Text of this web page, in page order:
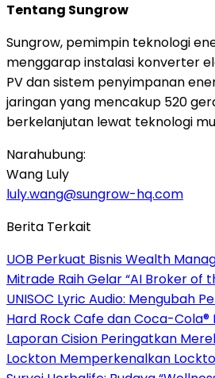
Tentang Sungrow
Sungrow, pemimpin teknologi
menggarap instalasi konverter
PV dan sistem penyimpanan
jaringan yang mencakup 520
berkelanjutan lewat teknologi
Narahubung:
Wang Luly
luly.wang@sungrow-hq.com
Berita Terkait
UOB Perkuat Bisnis Wealth
Mitrade Raih Gelar “AI Broker of
UNISOC Lyric Audio: Mengubah
Hard Rock Cafe dan Coca-Cola®
Laporan Cision Peringatkan
Lockton Memperkenalkan